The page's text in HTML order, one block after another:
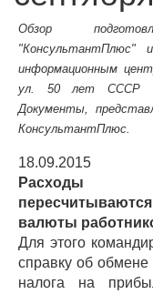
Обзор
информационным
ул. 50 лет СССР
Документы,
КонсультантПлюс.
18.09.2015
Расходы в
валюты
Для этого
справку об
налога на